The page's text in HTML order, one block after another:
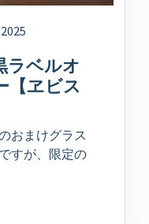
ラベルオ
【ヱビス
おまけグラス
すが、限定の